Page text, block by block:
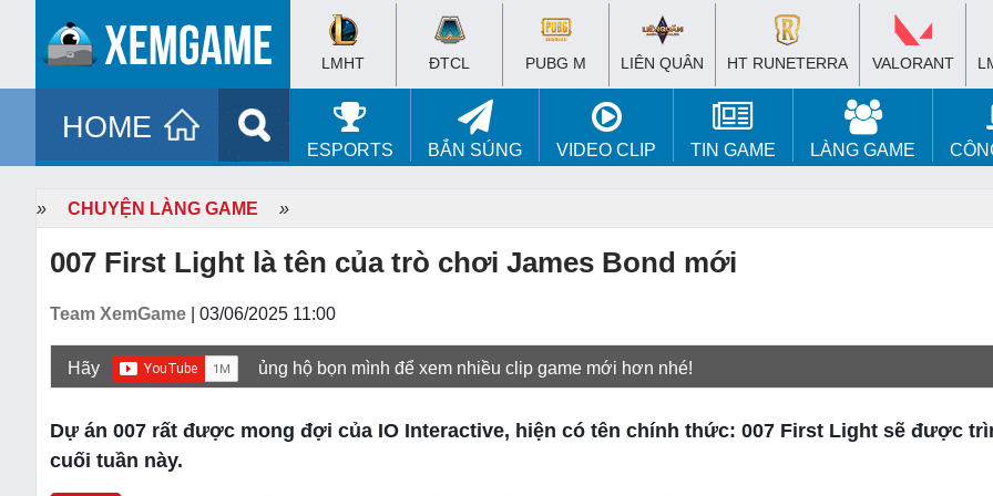
LMHT ĐTCL PUBG M LIÊN QUÂN HT RUNETERRA VALORANT
HOME
ESPORTS BẮN SÚNG VIDEO CLIP TIN GAME LÀNG GAME
» CHUYỆN LÀNG GAME »
007 First Light là tên của trò chơi James Bond mới
Team XemGame | 03/06/2025 11:00
Hãy ủng hộ bọn mình để xem nhiều clip game mới hơn nhé!
Dự án 007 rất được mong đợi của IO Interactive, hiện có tên chính thức: 007 First Light sẽ được
cuối tuần này.